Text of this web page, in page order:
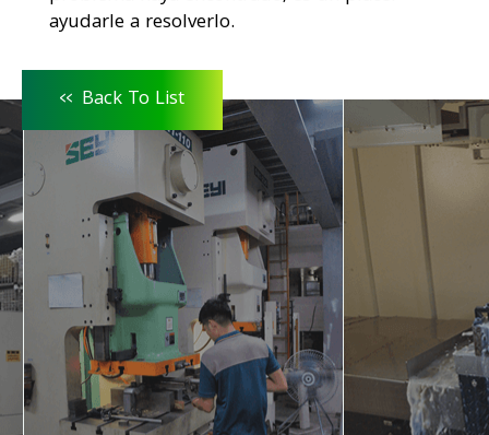
ayudarle a resolverlo.
<< Back To List